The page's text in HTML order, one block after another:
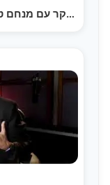
אוטוטוקר עם מנחם טוקר עונה 3